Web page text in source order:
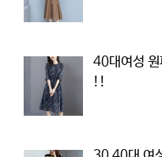
40대여성
!!